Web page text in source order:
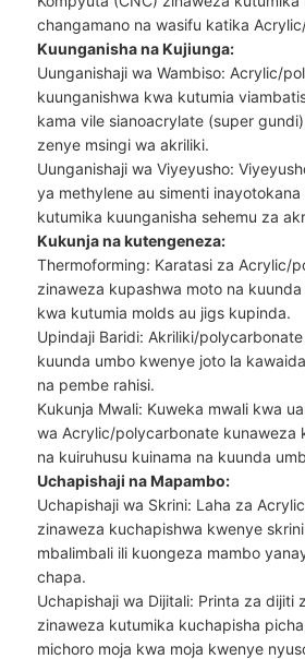
changamano na wasifu katika
Kuunganisha na Kujiunga:
Uunganishaji wa Wambiso: Acrylic/
kuunganishwa kwa kutumia
kama vile sianoacrylate (super
zenye msingi wa akriliki.
Uunganishaji wa Viyeyusho:
ya methylene au simenti
kutumika kuunganisha sehemu za
Kukunja na kutengeneza:
Thermoforming: Karatasi za Acrylic/
zinaweza kupashwa moto na
kwa kutumia molds au jigs kupinda.
Upindaji Baridi: Akriliki/
kuunda umbo kwenye joto la
na pembe rahisi.
Kukunja Mwali: Kuweka mwali kwa
wa Acrylic/polycarbonate kunaweza
na kuiruhusu kuinama na kuunda
Uchapishaji na Mapambo:
Uchapishaji wa Skrini: Laha za
zinaweza kuchapishwa kwenye
mbalimbali ili kuongeza mambo
chapa.
Uchapishaji wa Dijitali: Printa za dijiti
zinaweza kutumika kuchapisha
michoro moja kwa moja kwenye